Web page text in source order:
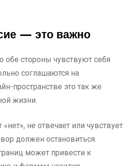
— это важно
обе стороны чувствуют себя
соглашаются на
пространстве это так же
жизни.
не отвечает или чувствует
должен остановиться.
может привести к